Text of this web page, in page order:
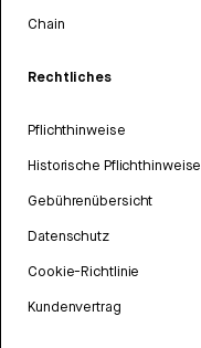
Chain
Rechtliches
Pflichthinweise
Historische Pflichthinweise
Gebührenübersicht
Datenschutz
Cookie-Richtlinie
Kundenvertrag